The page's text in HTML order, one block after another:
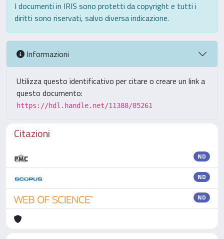
I documenti in IRIS sono protetti da copyright e tutti i
diritti sono riservati, salvo diversa indicazione.
Informazioni
Utilizza questo identificativo per citare o creare un link a
questo documento:
https://hdl.handle.net/11388/85261
Citazioni
ND
ND
ND